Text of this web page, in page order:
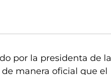
por la presidenta de la
manera oficial que el